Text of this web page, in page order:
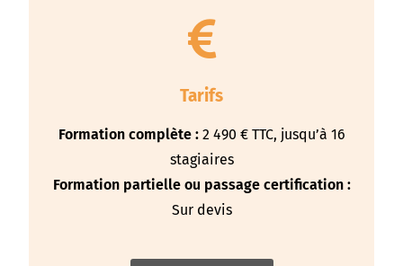
Tarifs
Formation complète :2 490 € TTC, jusqu’à 16
stagiaires
Formation partielle ou passage certification :
Sur devis